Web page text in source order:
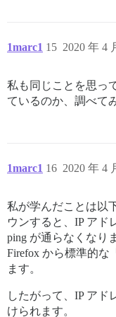
1marc1 2020 年 4
15
私も同じことを思っ
ているのか、調べて
1marc1 2020 年 4
16
私が学んだことは以
ウンすると、IP アド
ping が通らなくなり
Firefox から標準的な
ます。
したがって、IP アド
けられます。